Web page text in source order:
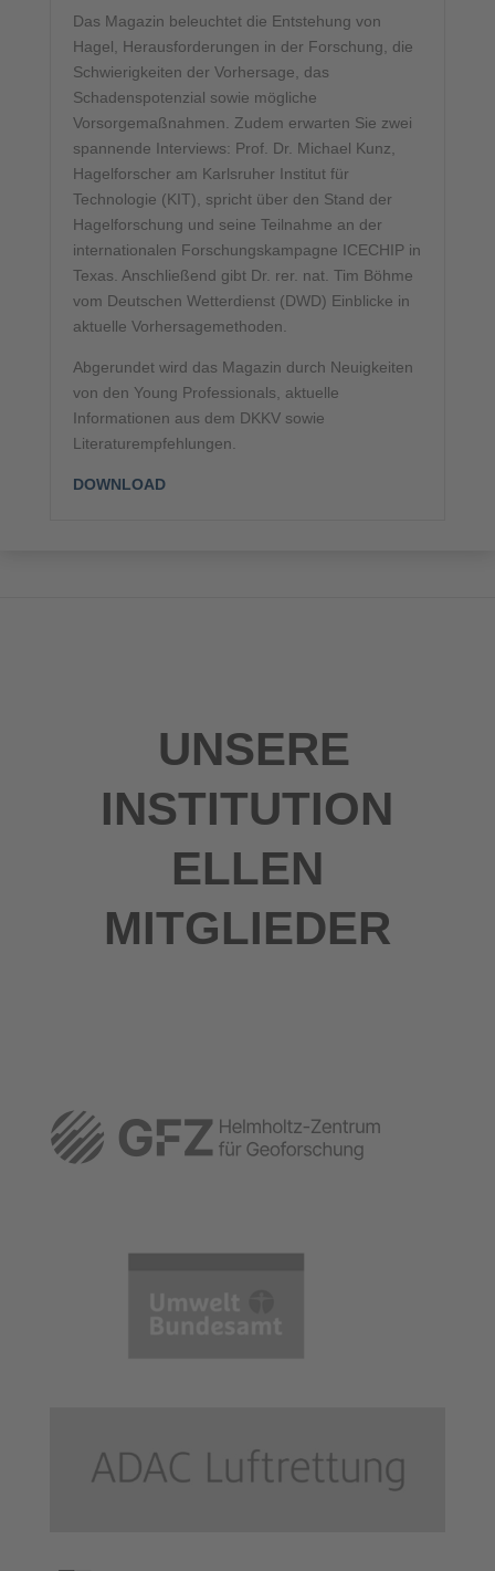
Das Magazin beleuchtet die Entstehung von
Hagel, Herausforderungen in der Forschung, die
Schwierigkeiten der Vorhersage, das
Schadenspotenzial sowie mögliche
Vorsorgemaßnahmen. Zudem erwarten Sie zwei
spannende Interviews: Prof. Dr. Michael Kunz,
Hagelforscher am Karlsruher Institut für
Technologie (KIT), spricht über den Stand der
Hagelforschung und seine Teilnahme an der
internationalen Forschungskampagne ICECHIP in
Texas. Anschließend gibt Dr. rer. nat. Tim Böhme
vom Deutschen Wetterdienst (DWD) Einblicke in
aktuelle Vorhersagemethoden.
Abgerundet wird das Magazin durch Neuigkeiten
von den Young Professionals, aktuelle
Informationen aus dem DKKV sowie
Literaturempfehlungen.
DOWNLOAD
UNSERE
INSTITUTION
ELLEN
MITGLIEDER